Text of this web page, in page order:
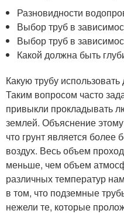
Разновидности
Выбор труб в
Выбор труб в
Какой должна быть
Какую трубу
Таким вопросом часто
привыкли прокладывать
землей. Объяснение
что грунт является более
воздух. Весь объем
меньше, чем объем
различных температур
в том, что подземные
нежели те, которые